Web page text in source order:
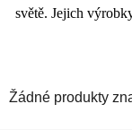
světě. Jejich
Žádné produkty